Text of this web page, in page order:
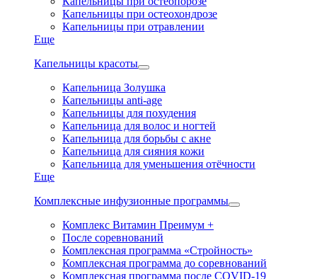
Капельницы при остеохондрозе
Капельницы при отравлении
Еще
Капельницы красоты
Капельница Золушка
Капельницы anti-age
Капельницы для похудения
Капельница для волос и ногтей
Капельница для борьбы с акне
Капельница для сияния кожи
Капельница для уменьшения отёчности
Еще
Комплексные инфузионные программы
Комплекс Витамин Преимум +
После соревнований
Комплексная программа «Стройность»
Комплексная программа до соревнований
Комплексная программа после COVID-19